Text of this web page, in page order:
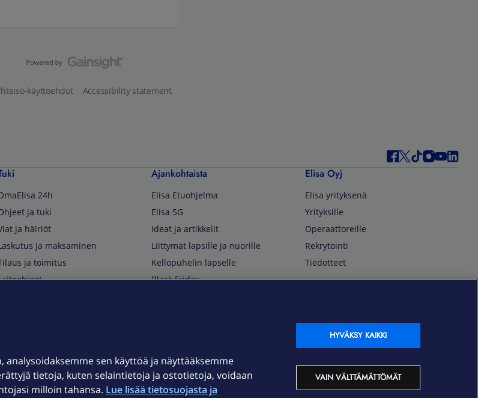
käyttöehdot Accessibility statement
24h
ja tuki
ja häiriöt
ja maksaminen
ja toimitus
Ajankohtaista
Elisa Etuohjelma
Elisa 5G
Ideat ja artikkelit
Liittymät lapsille ja nuorille
Kellopuhelin lapselle
Black Friday
Elisa Oyj
Elisa yrityksenä
Yrityksille
Operaattoreille
Rekrytointi
Tiedotteet
OmaElisa Self Service
Moving to Finland
Elisa Corporation
sen käyttöä ja näyttääksemme
tietoja, kuten selaintietoja ja ostotietoja, voidaan
milloin tahansa. Lue lisää tietosuojasta ja
VAIN VÄLTTÄMÄTTÖMÄT
HYVÄKSY KAIKKI